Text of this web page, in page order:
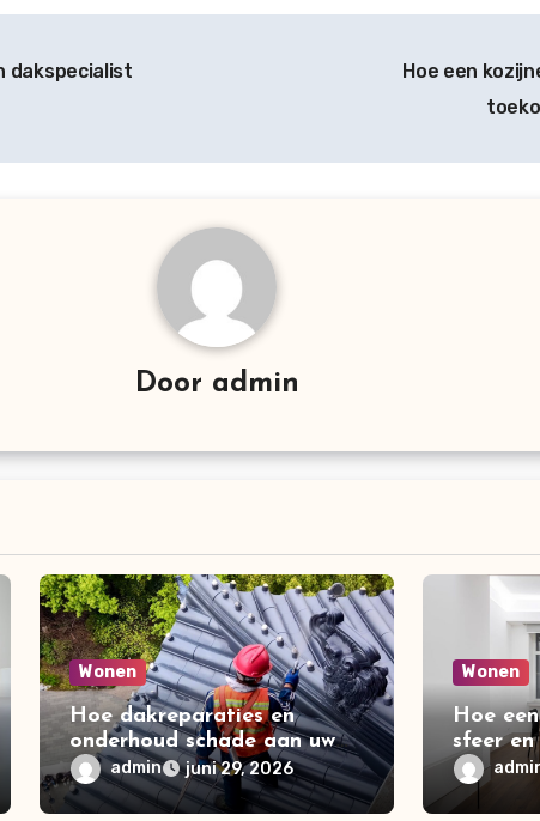
dakspecialist
Hoe een
Door admin
Wonen
Hoe dakreparaties en
onderhoud schade aan uw
woning voorkomen
admin juni 29, 2026
Wonen
Hoe
sfeer
woning